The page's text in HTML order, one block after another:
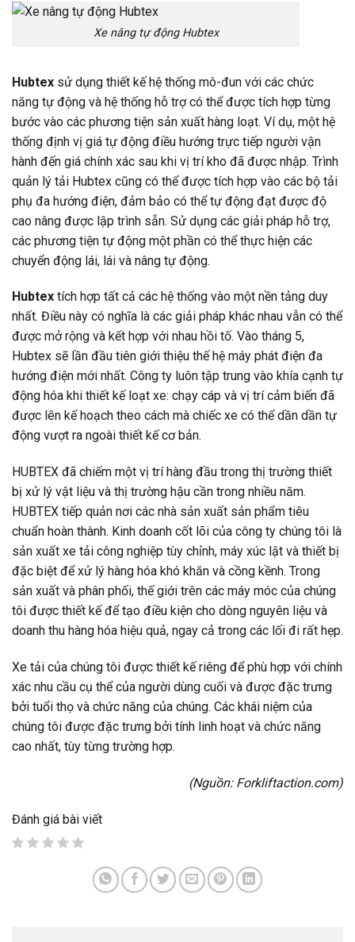
Xe nâng tự động Hubtex
Hubtex sử dụng thiết kế hệ thống mô-đun với các chức
năng tự động và hệ thống hỗ trợ có thể được tích hợp từng
bước vào các phương tiện sản xuất hàng loạt. Ví dụ, một hệ
thống định vị giá tự động điều hướng trực tiếp người vận
hành đến giá chính xác sau khi vị trí kho đã được nhập. Trình
quản lý tải Hubtex cũng có thể được tích hợp vào các bộ tải
phụ đa hướng điện, đảm bảo có thể tự động đạt được độ
cao nâng được lập trình sẵn. Sử dụng các giải pháp hỗ trợ,
các phương tiện tự động một phần có thể thực hiện các
chuyển động lái, lái và nâng tự động.
Hubtex tích hợp tất cả các hệ thống vào một nền tảng duy
nhất. Điều này có nghĩa là các giải pháp khác nhau vẫn có thể
được mở rộng và kết hợp với nhau hồi tố. Vào tháng 5,
Hubtex sẽ lần đầu tiên giới thiệu thế hệ máy phát điện đa
hướng điện mới nhất. Công ty luôn tập trung vào khía cạnh tự
động hóa khi thiết kế loạt xe: chạy cáp và vị trí cảm biến đã
được lên kế hoạch theo cách mà chiếc xe có thể dần dần tự
động vượt ra ngoài thiết kế cơ bản.
HUBTEX đã chiếm một vị trí hàng đầu trong thị trường thiết
bị xử lý vật liệu và thị trường hậu cần trong nhiều năm.
HUBTEX tiếp quản nơi các nhà sản xuất sản phẩm tiêu
chuẩn hoàn thành. Kinh doanh cốt lõi của công ty chúng tôi là
sản xuất xe tải công nghiệp tùy chỉnh, máy xúc lật và thiết bị
đặc biệt để xử lý hàng hóa khó khăn và cồng kềnh. Trong
sản xuất và phân phối, thế giới trên các máy móc của chúng
tôi được thiết kế để tạo điều kiện cho dòng nguyên liệu và
doanh thu hàng hóa hiệu quả, ngay cả trong các lối đi rất hẹp.
Xe tải của chúng tôi được thiết kế riêng để phù hợp với chính
xác nhu cầu cụ thể của người dùng cuối và được đặc trưng
bởi tuổi thọ và chức năng của chúng. Các khái niệm của
chúng tôi được đặc trưng bởi tính linh hoạt và chức năng
cao nhất, tùy từng trường hợp.
(Nguồn: Forkliftaction.com)
Đánh giá bài viết